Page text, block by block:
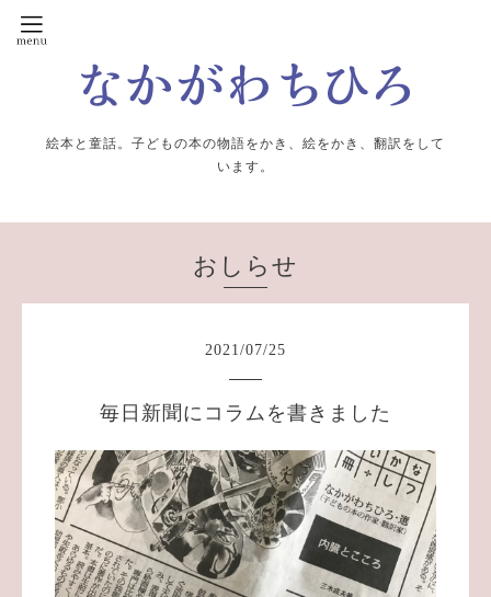
絵本と童話。子どもの本の物語をかき、絵をかき、翻訳をして
います。
おしらせ
2021/07/25
毎日新聞にコラムを書きました